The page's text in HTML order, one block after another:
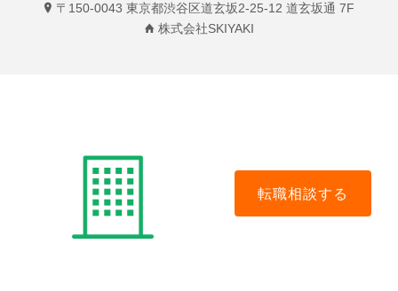
〒150-0043 東京都渋谷区道玄坂2-25-12 道玄坂通 7F
株式会社SKIYAKI